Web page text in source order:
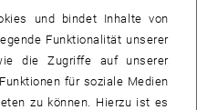
und bindet Inhalte von
Funktionalität unserer
die Zugriffe auf unserer
für soziale Medien
zu können. Hierzu ist es